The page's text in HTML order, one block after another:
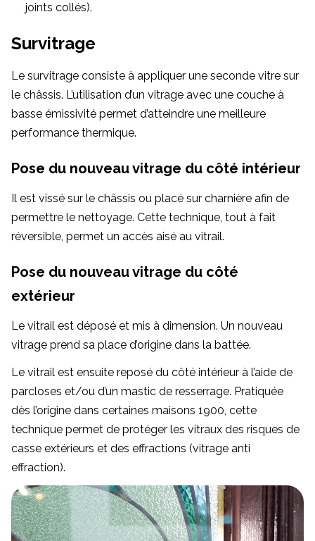
joints collés).
Survitrage
Le survitrage consiste à appliquer une seconde vitre sur
le châssis. L’utilisation d’un vitrage avec une couche à
basse émissivité permet d’atteindre une meilleure
performance thermique.
Pose du nouveau vitrage du côté intérieur
Il est vissé sur le châssis ou placé sur charnière afin de
permettre le nettoyage. Cette technique, tout à fait
réversible, permet un accès aisé au vitrail.
Pose du nouveau vitrage du côté
extérieur
Le vitrail est déposé et mis à dimension. Un nouveau
vitrage prend sa place d’origine dans la battée.
Le vitrail est ensuite reposé du côté intérieur à l’aide de
parcloses et/ou d’un mastic de resserrage. Pratiquée
dès l’origine dans certaines maisons 1900, cette
technique permet de protéger les vitraux des risques de
casse extérieurs et des effractions (vitrage anti
effraction).